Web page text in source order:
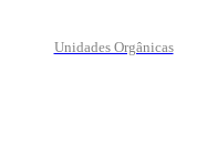
Unidades Orgânicas